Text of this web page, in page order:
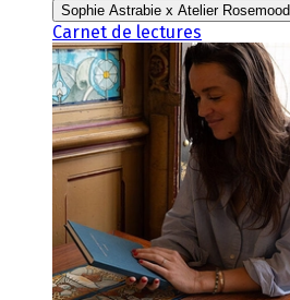
Sophie Astrabie x Atelier Rosemood
Carnet de lectures